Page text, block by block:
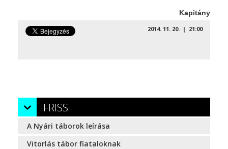
Kapitány
2014. 11. 20. | 21:00
FRISS
A Nyári táborok leírása
Vitorlás tábor fiataloknak